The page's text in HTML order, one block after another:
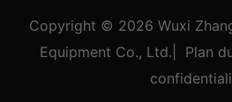
Copyright © 2026 Wuxi
Equipment Co., Ltd.
Plan